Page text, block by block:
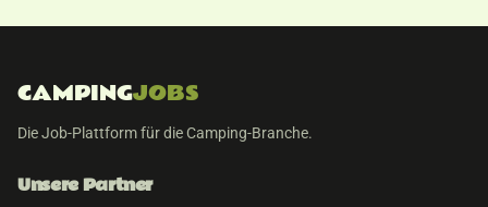
CAMPINGJOBS
Die Job-Plattform für die Camping-Branche.
Unsere Partner